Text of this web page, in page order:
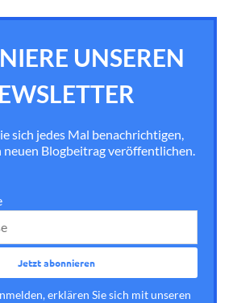
UNSEREN
sich jedes Mal benachrichtigen,
Blogbeitrag veröffentlichen.
erklären Sie sich mit unseren